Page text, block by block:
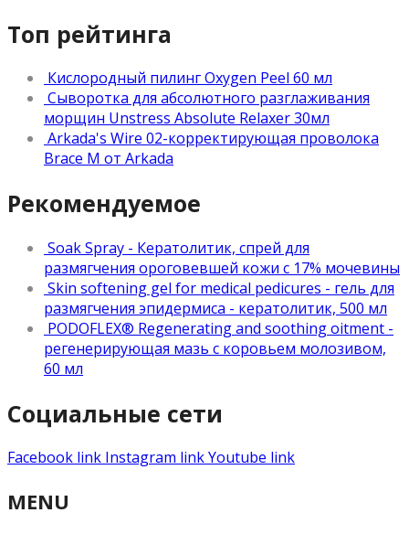
Топ рейтинга
Кислородный пилинг Oxygen Peel 60 мл
Сыворотка для абсолютного разглаживания
морщин Unstress Absolute Relaxer 30мл
Arkada's Wire 02-корректирующая проволока
Brace M от Arkada
Рекомендуемое
Soak Spray - Кератолитик, спрей для
размягчения ороговевшей кожи с 17% мочевины
Skin softening gel for medical pedicures - гель для
размягчения эпидермиса - кератолитик, 500 мл
PODOFLEX® Regenerating and soothing oitment -
регенерирующая мазь с коровьем молозивом,
60 мл
Социальные сети
Facebook link Instagram linkYoutube link
MENU